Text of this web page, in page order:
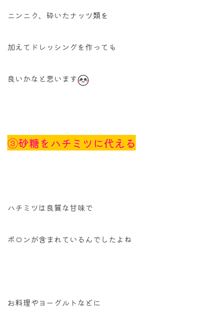
ニンニク、砕いたナッツ類を
加えてドレッシングを作っても
良いかなと思います
③砂糖をハチミツに代える
ハチミツは良質な甘味で
ボロンが含まれているんでしたよね
お料理やヨーグルトなどに